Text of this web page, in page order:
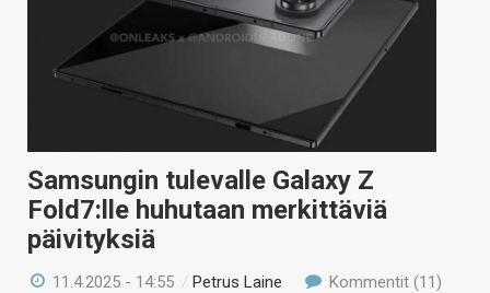
Samsungin tulevalle Galaxy Z
Fold7:lle huhutaan merkittäviä
päivityksiä
11.4.2025 - 14:55 /Petrus Laine Kommentit (11)